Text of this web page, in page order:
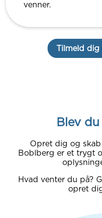
venner.
Tilmeld dig
Blev
Opret dig og
Boblberg er et trygt
Hvad venter du på?
opret